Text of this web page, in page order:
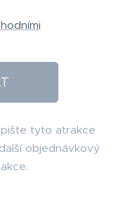
tyto atrakce
objednávkový